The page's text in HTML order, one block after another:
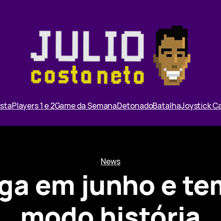
Players 1 e 2Game da SemanaDetonadoBatalhaJoystick
News
em junho e